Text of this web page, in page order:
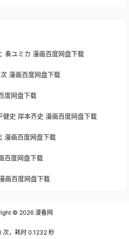
奏ユミカ 漫画百度网盘下载
漫画百度网盘下载
度网盘下载
史 岸本齐史 漫画百度网盘下载
漫画百度网盘下载
百度网盘下载
画百度网盘下载
© 2026 漫备网
次，耗时 0.1232 秒